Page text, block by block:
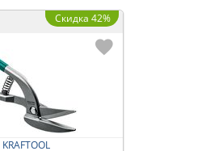
Скидка 42%
KRAFTOOL